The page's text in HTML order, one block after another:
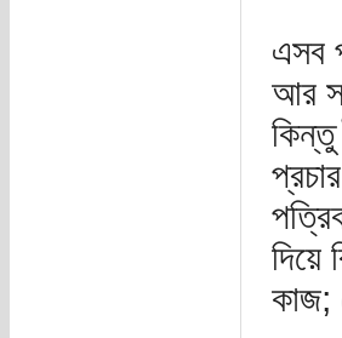
এসব
আর
কিন্তু
দিয়ে
কাজ;